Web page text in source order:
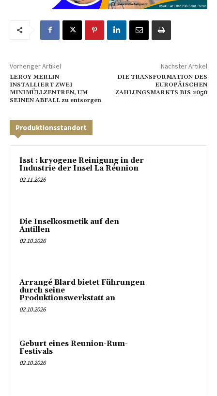
Vorheriger Artikel
LEROY MERLIN
INSTALLIERT ZWEI
MINIMÜLLZENTREN, UM
SEINEN ABFALL zu entsorgen
Nächster Artikel
DIE TRANSFORMATION DES
EUROPÄISCHEN
ZAHLUNGSMARKTS BIS 2050
Produktionsstandort
Isst : kryogene Reinigung in der
Industrie der Insel La Réunion
02.11.2026
Die Inselkosmetik auf den
Antillen
02.10.2026
Arrangé Blard bietet Führungen
durch seine
Produktionswerkstatt an
02.10.2026
Geburt eines Reunion-Rum-
Festivals
02.10.2026